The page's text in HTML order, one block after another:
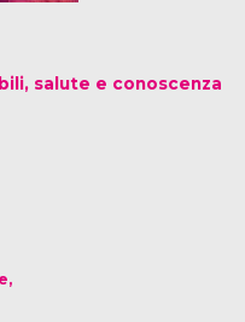
salute e conoscenza